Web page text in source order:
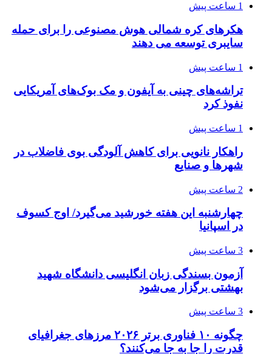
1 ساعت پیش
هکرهای کره شمالی هوش مصنوعی را برای حمله
سایبری توسعه می دهند
1 ساعت پیش
تراشه‌های چینی به آیفون و مک بوک‌های آمریکایی
نفوذ کرد
1 ساعت پیش
راهکار نانویی برای کاهش آلودگی بوی فاضلاب در
شهرها و صنایع
2 ساعت پیش
چهارشنبه این هفته خورشید می‌گیرد/ اوج کسوف
در اسپانیا
3 ساعت پیش
آزمون بسندگی زبان انگلیسی دانشگاه شهید
بهشتی برگزار می‌شود
3 ساعت پیش
چگونه ۱۰ فناوری برتر ۲۰۲۶ مرزهای جغرافیای
قدرت را جا به جا می‌کنند؟